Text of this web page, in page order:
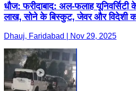
धौज: फरीदाबाद: अल-फलाह
लाख, सोने के बिस्कुट, जेवर और विदेशी
Dhauj, Faridabad | Nov 29, 2025